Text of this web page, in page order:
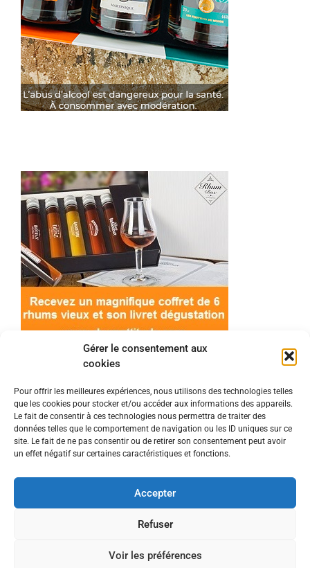
Gérer le consentement aux
cookies
Pour offrir les meilleures expériences, nous utilisons des technologies telles
que les cookies pour stocker et/ou accéder aux informations des appareils.
Le fait de consentir à ces technologies nous permettra de traiter des
données telles que le comportement de navigation ou les ID uniques sur ce
site. Le fait de ne pas consentir ou de retirer son consentement peut avoir
un effet négatif sur certaines caractéristiques et fonctions.
Accepter
Refuser
Voir les préférences
© 2022 Meilleur-rhum.net - Tous droits réservés
Mentions légales-Politique de cookies
consommer avec modération.
En tant que Partenaire Amazon, je réalise un
requises.